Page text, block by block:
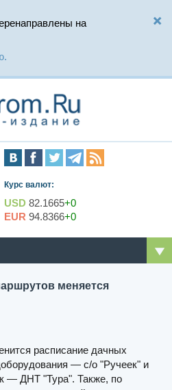
на
Курс валют:
USD 82.1665+0
EUR 94.8366+0
меняется
расписание дачных
— с/о "Ручеек" и
— ДНТ "Тура". Также, по